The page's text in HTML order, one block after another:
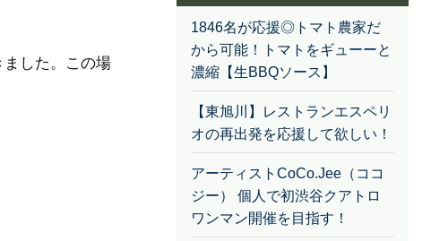
した。この場
1846名が応援◎トマト農家だ
から可能！トマトをギューーと
濃縮【生BBQソース】
【東旭川】レストランエスペリ
オの再出発を応援して欲しい！
アーティストCoCo.Jee（ココ
ジー） 個人で初渋谷クアトロ
ワンマン開催を目指す！